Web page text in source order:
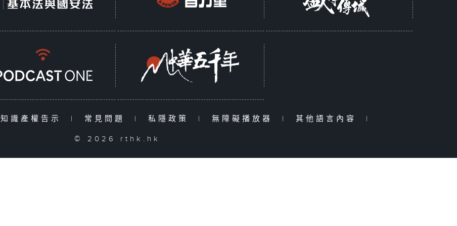
知識產權告示 | 常見問題 | 私隱政策 | 無障礙播放器 | 其他語言內容 |
© 2026 rthk.hk